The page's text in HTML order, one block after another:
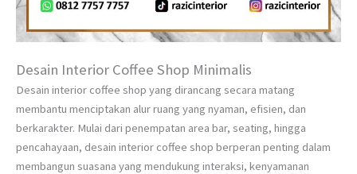
Desain Interior Coffee Shop Minimalis
Desain interior coffee shop yang dirancang secara matang
membantu menciptakan alur ruang yang nyaman, efisien, dan
berkarakter. Mulai dari penempatan area bar, seating, hingga
pencahayaan, desain interior coffee shop berperan penting dalam
membangun suasana yang mendukung interaksi, kenyamanan